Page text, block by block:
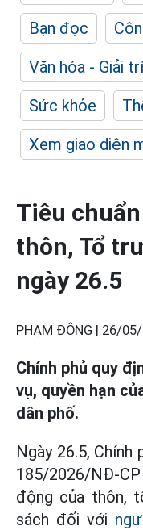
Bạn đọc
Văn hóa - Giải trí
Sức khỏe
Xem giao diện
Tiêu
thôn, Tổ
ngày 26.5
PHẠM ĐÔNG | 26/05/
Chính phủ quy
vụ, quyền hạn
dân phố.
Ngày 26.5, Chính
185/2026/NĐ-
động của thôn,
sách đối với